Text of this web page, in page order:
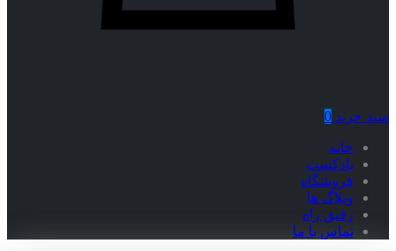
سبد خرید 0
خانه
پادکست
فروشگاه
وبلاگ ها
رفیق راه
تماس با ما